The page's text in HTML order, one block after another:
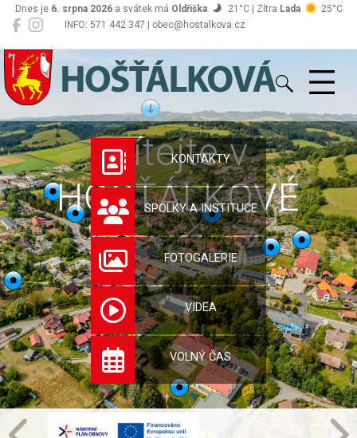
INFO: 571 442 347 | obec@hostalkova.cz
Dnes je 6. srpna 2026a svátek má Oldřiška 21°C | Zítra Lada 25°C
Hošťálková
Vítejte v
HOŠŤÁLKOVÉ
KONTAKTY
SPOLKY A INSTITUCE
FOTOGALERIE
VIDEA
VOLNÝ ČAS